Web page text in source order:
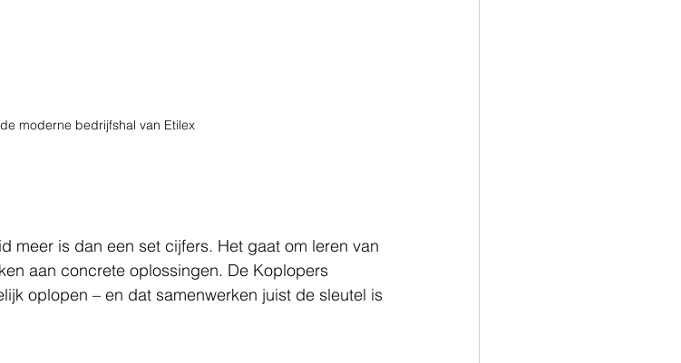
moderne bedrijfshal van Etilex
meer is dan een set cijfers. Het gaat om leren van
aan concrete oplossingen. De Koplopers
oplopen – en dat samenwerken juist de sleutel is